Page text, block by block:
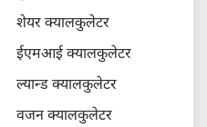
शेयर क्यालकुलेटर
ईएमआई क्यालकुलेटर
ल्यान्ड क्यालकुलेटर
वजन क्यालकुलेटर